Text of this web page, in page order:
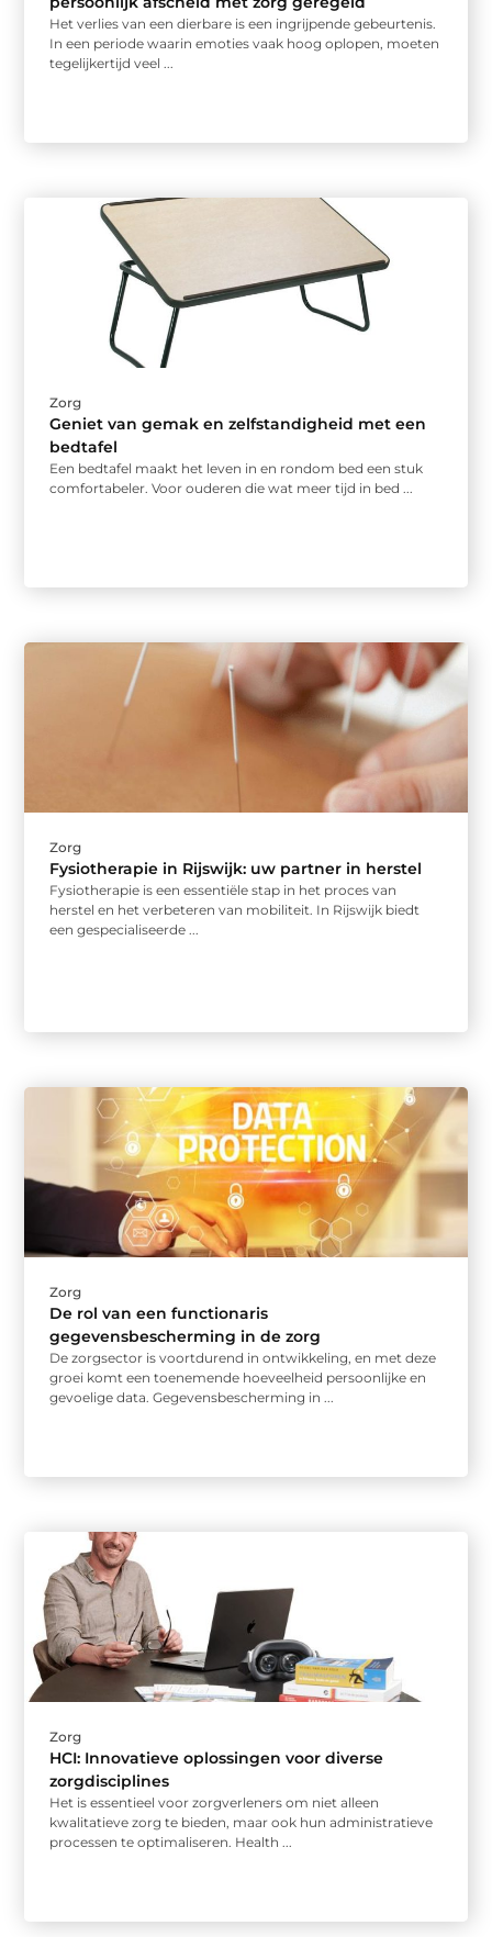
Het verlies van een dierbare is een ingrijpende gebeurtenis.
In een periode waarin emoties vaak hoog oplopen, moeten
tegelijkertijd veel ...
Zorg
Geniet van gemak en zelfstandigheid met een
bedtafel
Een bedtafel maakt het leven in en rondom bed een stuk
comfortabeler. Voor ouderen die wat meer tijd in bed ...
Zorg
Fysiotherapie in Rijswijk: uw partner in herstel
Fysiotherapie is een essentiële stap in het proces van
herstel en het verbeteren van mobiliteit. In Rijswijk biedt
een gespecialiseerde ...
Zorg
De rol van een functionaris
gegevensbescherming in de zorg
De zorgsector is voortdurend in ontwikkeling, en met deze
groei komt een toenemende hoeveelheid persoonlijke en
gevoelige data. Gegevensbescherming in ...
Zorg
HCI: Innovatieve oplossingen voor diverse
zorgdisciplines
Het is essentieel voor zorgverleners om niet alleen
kwalitatieve zorg te bieden, maar ook hun administratieve
processen te optimaliseren. Health ...